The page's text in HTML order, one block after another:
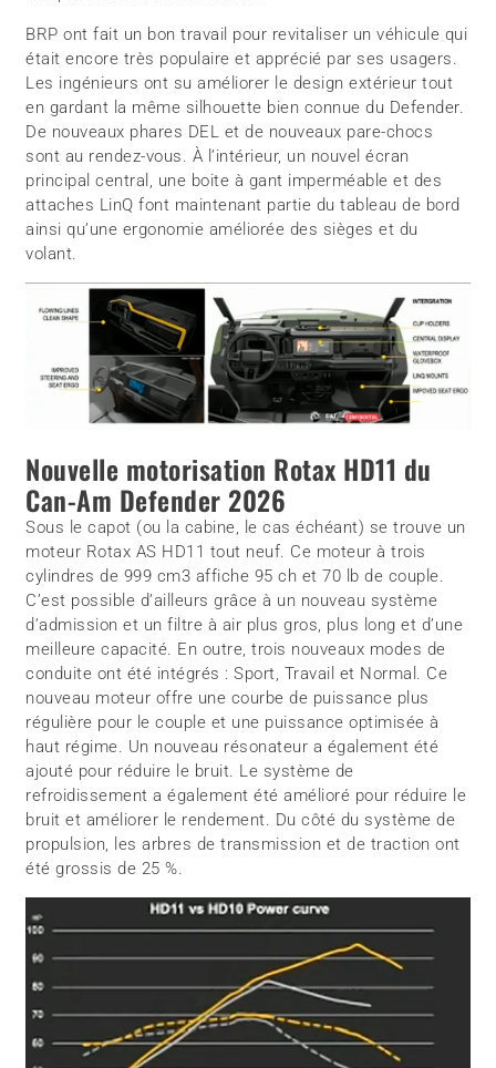
BRP ont fait un bon travail pour revitaliser un véhicule qui
était encore très populaire et apprécié par ses usagers.
Les ingénieurs ont su améliorer le design extérieur tout
en gardant la même silhouette bien connue du Defender.
De nouveaux phares DEL et de nouveaux pare-chocs
sont au rendez-vous. À l’intérieur, un nouvel écran
principal central, une boite à gant imperméable et des
attaches LinQ font maintenant partie du tableau de bord
ainsi qu’une ergonomie améliorée des sièges et du
volant.
Nouvelle motorisation Rotax HD11 du
Can-Am Defender 2026
Sous le capot (ou la cabine, le cas échéant) se trouve un
moteur Rotax AS HD11 tout neuf. Ce moteur à trois
cylindres de 999 cm3 affiche 95 ch et 70 lb de couple.
C’est possible d’ailleurs grâce à un nouveau système
d’admission et un filtre à air plus gros, plus long et d’une
meilleure capacité. En outre, trois nouveaux modes de
conduite ont été intégrés : Sport, Travail et Normal. Ce
nouveau moteur offre une courbe de puissance plus
régulière pour le couple et une puissance optimisée à
haut régime. Un nouveau résonateur a également été
ajouté pour réduire le bruit. Le système de
refroidissement a également été amélioré pour réduire le
bruit et améliorer le rendement. Du côté du système de
propulsion, les arbres de transmission et de traction ont
été grossis de 25 %.